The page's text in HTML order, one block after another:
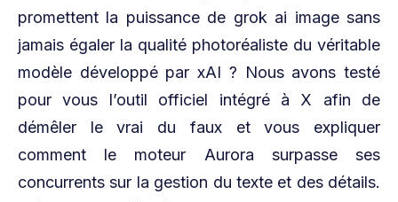
promettent la puissance de grok ai image sans
jamais égaler la qualité photoréaliste du véritable
modèle développé par xAI ? Nous avons testé
pour vous l’outil officiel intégré à X afin de
démêler le vrai du faux et vous expliquer
comment le moteur Aurora surpasse ses
concurrents sur la gestion du texte et des détails.